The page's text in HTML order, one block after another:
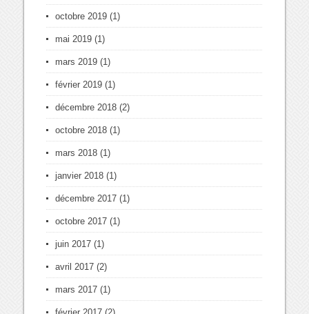
octobre 2019 (1)
mai 2019 (1)
mars 2019 (1)
février 2019 (1)
décembre 2018 (2)
octobre 2018 (1)
mars 2018 (1)
janvier 2018 (1)
décembre 2017 (1)
octobre 2017 (1)
juin 2017 (1)
avril 2017 (2)
mars 2017 (1)